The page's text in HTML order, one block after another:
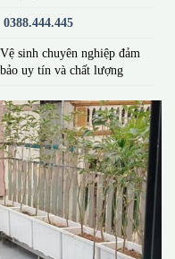
0388.444.445
Vệ sinh chuyên nghiệp đảm
bảo uy tín và chất lượng